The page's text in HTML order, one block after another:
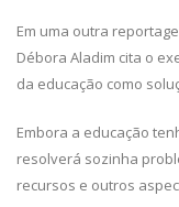
Em uma outra
Débora Aladim cita o
da educação como
Embora a educação
resolverá sozinha
recursos e outros